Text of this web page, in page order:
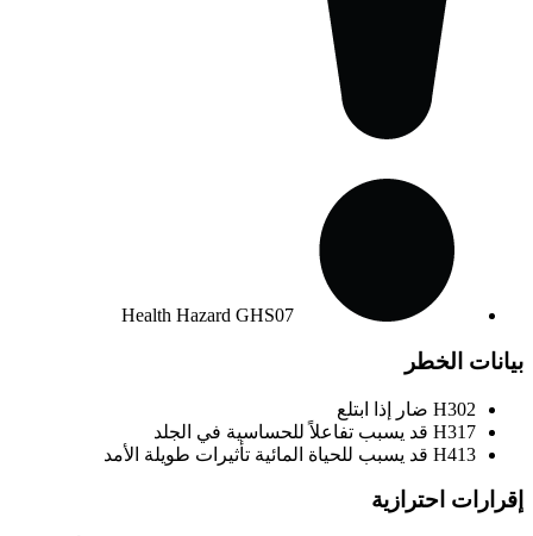
Health Hazard GHS07
بيانات الخطر
H302 ضار إذا ابتلع
H317 قد يسبب تفاعلاً للحساسية في الجلد
H413 قد يسبب للحياة المائية تأثيرات طويلة الأمد
إقرارات احترازية